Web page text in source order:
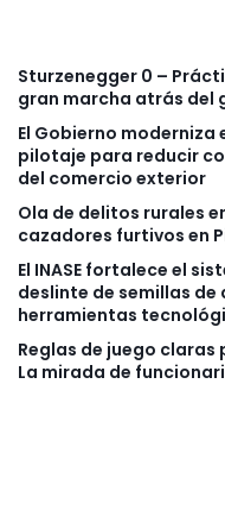
Sturzenegger 0 –
gran marcha atrás del
El Gobierno
pilotaje para reducir
del comercio exterior
Ola de delitos rurales
cazadores furtivos en
El INASE fortalece el
deslinte de semillas de
herramientas
Reglas de juego
La mirada de